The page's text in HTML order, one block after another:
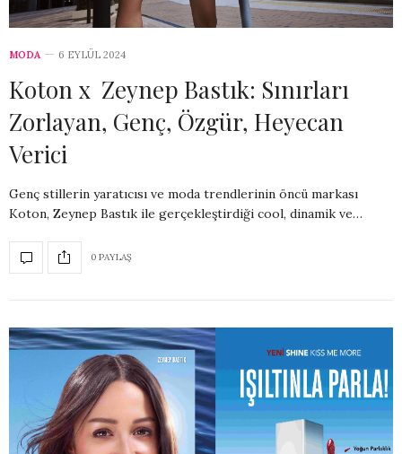
MODA 6 EYLÜL 2024
Koton x Zeynep Bastık: Sınırları
Zorlayan, Genç, Özgür, Heyecan
Verici
Genç stillerin yaratıcısı ve moda trendlerinin öncü markası
Koton, Zeynep Bastık ile gerçekleştirdiği cool, dinamik ve…
0 PAYLAŞ